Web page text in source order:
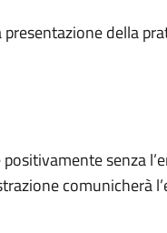
della
senza
comunicherà